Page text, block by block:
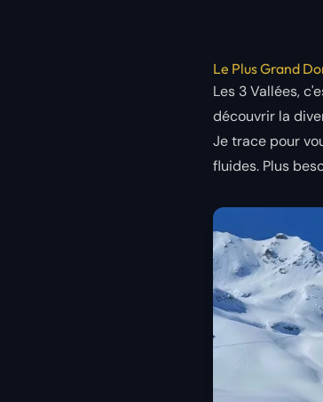
Le Plus Grand
Les 3 Vallées,
découvrir la
Je trace pour
fluides. Plus